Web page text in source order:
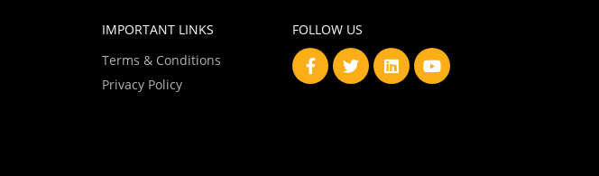
IMPORTANT LINKS
Terms & Conditions
Privacy Policy
FOLLOW US